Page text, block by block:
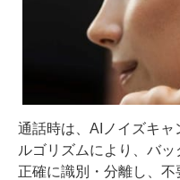
通話時は、AIノイズキ
ルゴリズムにより、バ
正確に識別・分離し、